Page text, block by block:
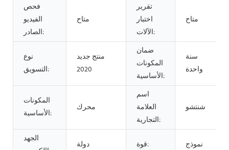
فحص
الفيديو
الصادر:
متاح
تقرير
اختبار
الآلات:
متاح
نوع
التسويق:
منتج جديد
2020
ضمان
المكونات
الأساسية:
سنة
واحدة
المكونات
الأساسية:
محرك
اسم
العلامة
التجارية:
شنتشو
الجهد
دولة قوة: نموذج